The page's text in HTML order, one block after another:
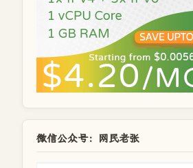
微信公众号：网民老张